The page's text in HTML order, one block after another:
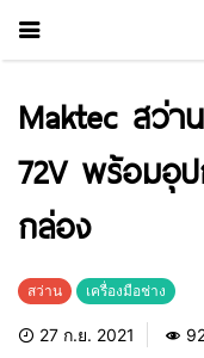
Maktec สว่า
72V พร้อมอุ
กล่อง
สว่าน เครื่องมือช่าง
27 ก.ย. 2021